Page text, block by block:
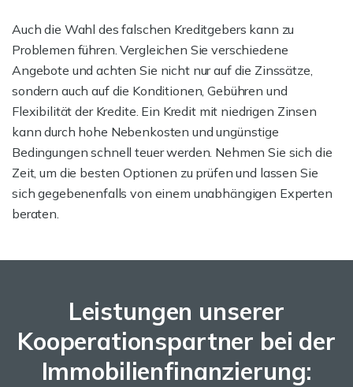
Auch die Wahl des falschen Kreditgebers kann zu
Problemen führen. Vergleichen Sie verschiedene
Angebote und achten Sie nicht nur auf die Zinssätze,
sondern auch auf die Konditionen, Gebühren und
Flexibilität der Kredite. Ein Kredit mit niedrigen Zinsen
kann durch hohe Nebenkosten und ungünstige
Bedingungen schnell teuer werden. Nehmen Sie sich die
Zeit, um die besten Optionen zu prüfen und lassen Sie
sich gegebenenfalls von einem unabhängigen Experten
beraten.
Leistungen unserer
Kooperationspartner bei der
Immobilienfinanzierung: